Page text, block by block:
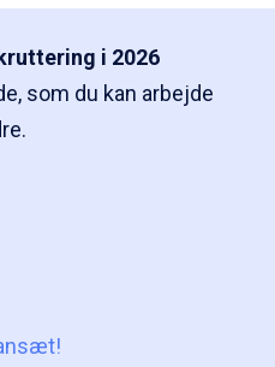
i 2026
som du kan arbejde